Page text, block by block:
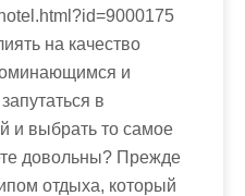
на качество
и
в
и выбрать то самое
довольны? Прежде
отдыха, который